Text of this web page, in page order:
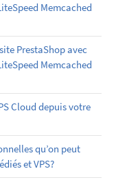
Memcached
PrestaShop avec
Memcached
Cloud depuis votre
qu’on peut
et VPS?